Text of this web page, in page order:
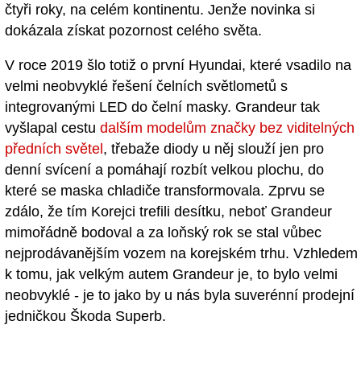
čtyři roky, na celém kontinentu. Jenže novinka si
dokázala získat pozornost celého světa.
V roce 2019 šlo totiž o první Hyundai, které vsadilo na
velmi neobvyklé řešení čelních světlometů s
integrovanými LED do čelní masky. Grandeur tak
vyšlapal cestu dalším modelům značky bez viditelných
předních světel, třebaže diody u něj slouží jen pro
denní svícení a pomáhají rozbít velkou plochu, do
které se maska chladiče transformovala. Zprvu se
zdálo, že tím Korejci trefili desítku, neboť Grandeur
mimořádně bodoval a za loňský rok se stal vůbec
nejprodávanějším vozem na korejském trhu. Vzhledem
k tomu, jak velkým autem Grandeur je, to bylo velmi
neobvyklé - je to jako by u nás byla suverénní prodejní
jedničkou Škoda Superb.